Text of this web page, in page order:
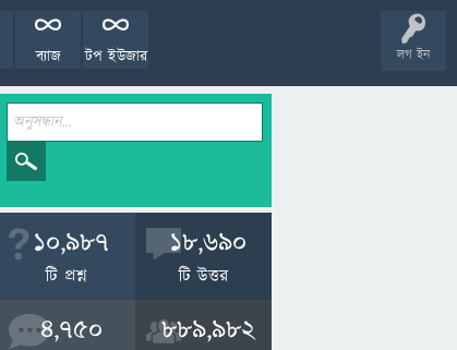
লগ ইন
টপ ইউজার
ব্যাজ
10,987
টি প্রশ্ন
18,690
টি উত্তর
4,750 889,982